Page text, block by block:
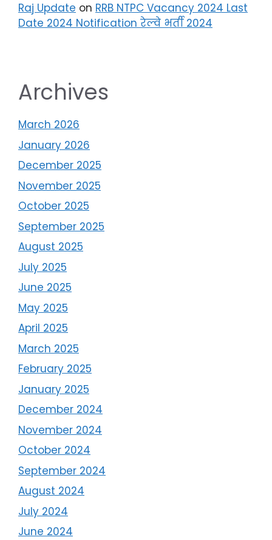
Raj Update on RRB NTPC Vacancy 2024 Last
Date 2024 Notification रेल्वे भर्ती 2024
Archives
March 2026
January 2026
December 2025
November 2025
October 2025
September 2025
August 2025
July 2025
June 2025
May 2025
April 2025
March 2025
February 2025
January 2025
December 2024
November 2024
October 2024
September 2024
August 2024
July 2024
June 2024